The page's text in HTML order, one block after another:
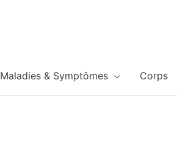
Maladies & Symptômes Corps